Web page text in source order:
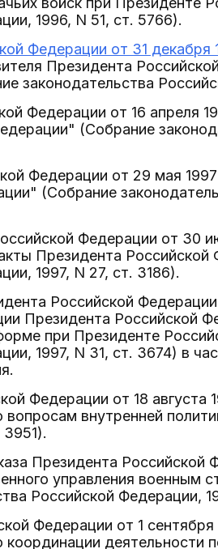
1996, N 51, ст. 5766).
Федерации от 31 декабря
Президента
законодательства
Федерации от 16 апреля
(Собрание
Федерации от 29 мая
(Собрание
Федерации от 30
Президента
1997, N 27, ст. 3186).
Российской
Президента Российской
при Президенте
1997, N 31, ст. 3674) в
Федерации от 18 августа
внутренней
Президента Российской
управления военным
Российской Федерации,
Федерации от 1
деятельности